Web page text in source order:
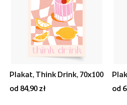
Plakat, Think Drink, 70x100
od 84,90 zł
od